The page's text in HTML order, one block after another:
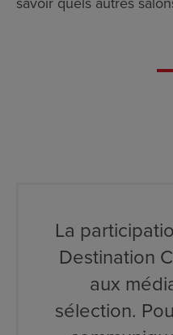
La
Destination
aux
sélection.